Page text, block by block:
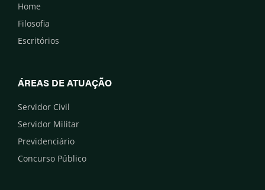
Home
Filosofia
Escritórios
ÁREAS DE ATUAÇÃO
Servidor Civil
Servidor Militar
Previdenciário
Concurso Público